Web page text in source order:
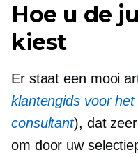
Hoe u de
kiest
Er staat een mooi
klantengids voor
consultant), dat
om door uw